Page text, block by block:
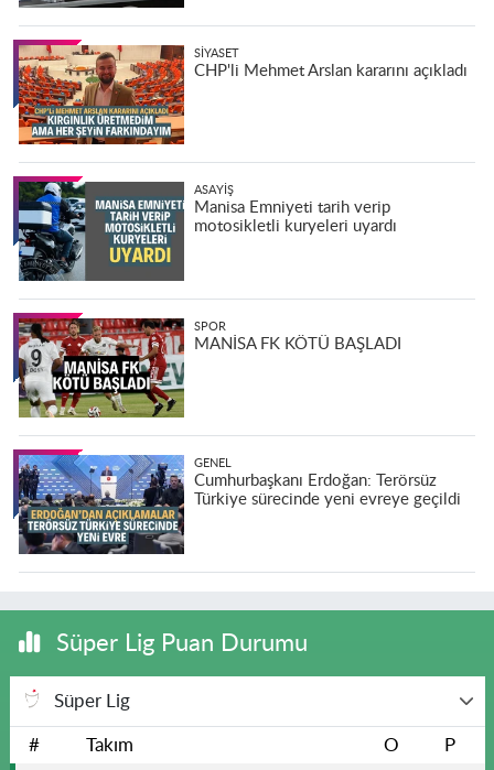
SIYASET
CHP'li Mehmet Arslan kararını açıkladı
ASAYIŞ
Manisa Emniyeti tarih verip
motosikletli kuryeleri uyardı
SPOR
MANİSA FK KÖTÜ BAŞLADI
GENEL
Cumhurbaşkanı Erdoğan: Terörsüz
Türkiye sürecinde yeni evreye geçildi
Süper Lig Puan Durumu
Süper Lig
# Takım O P